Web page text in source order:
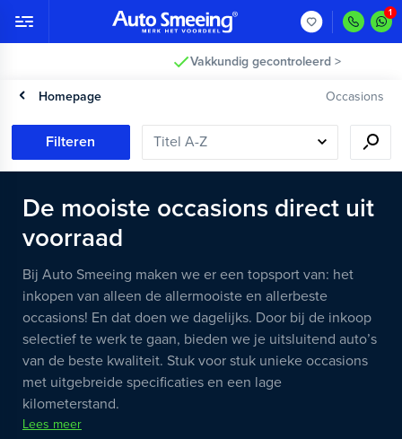
Vakkundig gecontroleerd >
Homepage Occasions
Filteren
De mooiste occasions direct uit
voorraad
Bij Auto Smeeing maken we er een topsport van: het
inkopen van alleen de allermooiste en allerbeste
occasions! En dat doen we dagelijks. Door bij de inkoop
selectief te werk te gaan, bieden we je uitsluitend auto’s
van de beste kwaliteit. Stuk voor stuk unieke occasions
met uitgebreide specificaties en een lage
kilometerstand.
Lees meer